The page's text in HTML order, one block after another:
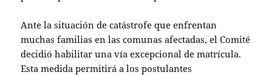
Ante la situación de catástrofe que enfrentan
muchas familias en las comunas afectadas, el Comité
decidió habilitar una vía excepcional de matrícula.
Esta medida permitirá a los postulantes